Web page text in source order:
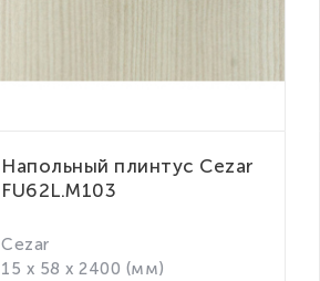
Напольный плинтус Cezar
FU62L.M103
Cezar
15 x 58 x 2400 (мм)